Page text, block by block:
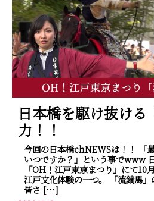
日本橋を駆け抜ける
力！！
今回の日本橋chNEWSは！！ 「
いつですか？」という事でwww
「OH！江戸東京まつり」にて10
江戸文化体験の一つ。 「流鏑馬」
皆さ […]